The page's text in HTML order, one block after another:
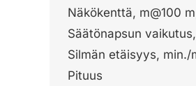
Näkökenttä, m@100
Säätönapsun
Silmän etäisyys, min./
Pituus